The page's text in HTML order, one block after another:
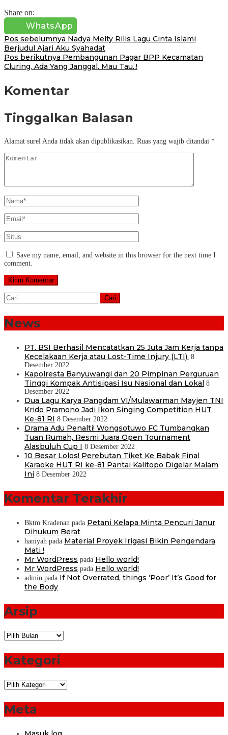
Share on:
WhatsApp
Navigasi
pos
Pos sebelumnya Nadya Melty Rilis Lagu Cinta Islami
Berjudul Ajari Aku Syahadat
Pos berikutnya Pembangunan Pagar BPP Kecamatan
Cluring, Ada Yang Janggal. Mau Tau..!
Komentar
Tinggalkan Balasan
Alamat surel Anda tidak akan dipublikasikan. Ruas yang wajib ditandai *
Save my name, email, and website in this browser for the next time I
comment.
Cari
untuk:
News
PT. BSI Berhasil Mencatatkan 25 Juta Jam Kerja tanpa
Kecelakaan Kerja atau Lost-Time Injury (LTI). 8
Desember 2022
Kapolresta Banyuwangi dan 20 Pimpinan Perguruan
Tinggi Kompak Antisipasi Isu Nasional dan Lokal 8
Desember 2022
Dua Lagu Karya Pangdam VI/Mulawarman Mayjen TNI
Krido Pramono Jadi Ikon Singing Competition HUT
Ke-81 RI 8 Desember 2022
Drama Adu Penalti! Wongsotuwo FC Tumbangkan
Tuan Rumah, Resmi Juara Open Tournament
Alasbuluh Cup I 8 Desember 2022
10 Besar Lolos! Perebutan Tiket Ke Babak Final
Karaoke HUT RI ke-81 Pantai Kalitopo Digelar Malam
Ini 8 Desember 2022
Komentar Terakhir
Bktm Kradenan pada Petani Kelapa Minta Pencuri Janur
Dihukum Berat
haniyah pada Material Proyek Irigasi Bikin Pengendara
Mati !
Mr WordPress pada Hello world!
Mr WordPress pada Hello world!
admin pada If Not Overrated, things ‘Poor’ It’s Good for
the Body
Arsip
Arsip
Kategori
Kategori
Meta